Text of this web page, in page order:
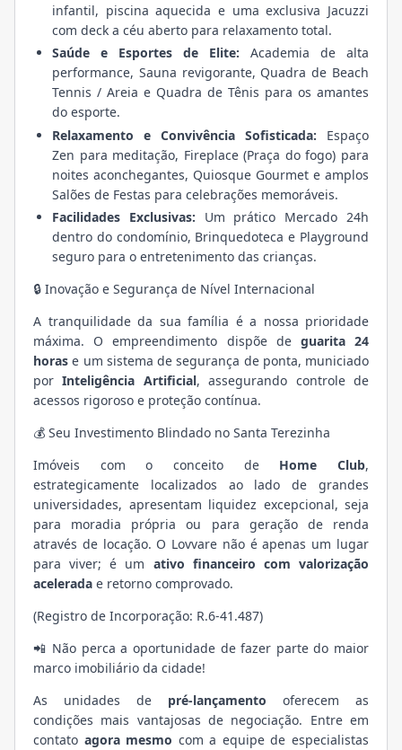
infantil, piscina aquecida e uma exclusiva Jacuzzi
com deck a céu aberto para relaxamento total.
Saúde e Esportes de Elite: Academia de alta
performance, Sauna revigorante, Quadra de Beach
Tennis / Areia e Quadra de Tênis para os amantes
do esporte.
Relaxamento e Convivência Sofisticada: Espaço
Zen para meditação, Fireplace (Praça do fogo) para
noites aconchegantes, Quiosque Gourmet e amplos
Salões de Festas para celebrações memoráveis.
Facilidades Exclusivas: Um prático Mercado 24h
dentro do condomínio, Brinquedoteca e Playground
seguro para o entretenimento das crianças.
🔒 Inovação e Segurança de Nível Internacional
A tranquilidade da sua família é a nossa prioridade
máxima. O empreendimento dispõe de guarita 24
horas e um sistema de segurança de ponta, municiado
porInteligência Artificial, assegurando controle de
acessos rigoroso e proteção contínua.
💰 Seu Investimento Blindado no Santa Terezinha
Imóveis com o conceito de Home Club,
estrategicamente localizados ao lado de grandes
universidades, apresentam liquidez excepcional, seja
para moradia própria ou para geração de renda
através de locação. O Lovvare não é apenas um lugar
para viver; é um ativo financeiro com valorização
acelerada e retorno comprovado.
(Registro de Incorporação: R.6-41.487)
📲 Não perca a oportunidade de fazer parte do maior
marco imobiliário da cidade!
As unidades de pré-lançamento oferecem as
condições mais vantajosas de negociação. Entre em
contato agora mesmo com a equipe de especialistas